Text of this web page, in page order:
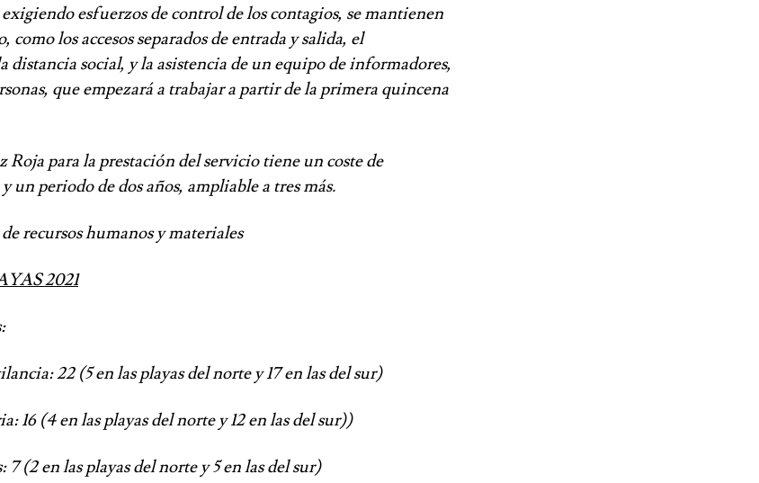
esfuerzos de control de los contagios, se mantienen
como los accesos separados de entrada y salida, el
distancia social, y la asistencia de un equipo de informadores,
que empezará a trabajar a partir de la primera quincena
Roja para la prestación del servicio tiene un coste de
un periodo de dos años, ampliable a tres más.
recursos humanos y materiales
2021
22 (5 en las playas del norte y 17 en las del sur)
(4 en las playas del norte y 12 en las del sur))
en las playas del norte y 5 en las del sur)